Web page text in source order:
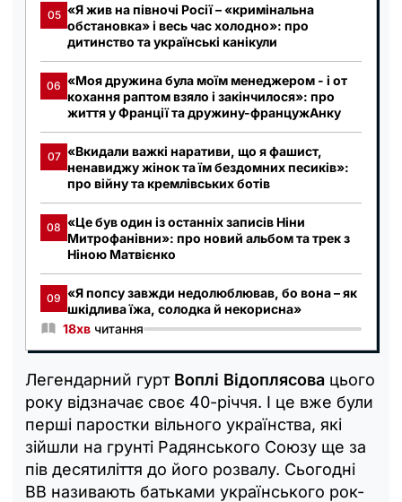
05 «Я жив на півночі Росії – «кримінальна
обстановка» і весь час холодно»: про
дитинство та українські канікули
06 «Моя дружина була моїм менеджером - і от
кохання раптом взяло і закінчилося»: про
життя у Франції та дружину-францужАнку
07 «Вкидали важкі наративи, що я фашист,
ненавиджу жінок та їм бездомних песиків»:
про війну та кремлівських ботів
08 «Це був один із останніх записів Ніни
Митрофанівни»: про новий альбом та трек з
Ніною Матвієнко
09 «Я попсу завжди недолюблював, бо вона – як
шкідлива їжа, солодка й некорисна»
18хв читання
Легендарний гурт Воплі Відоплясова цього
року відзначає своє 40-річчя. І це вже були
перші паростки вільного українства, які
зійшли на грунті Радянського Союзу ще за
пів десятиліття до його розвалу. Сьогодні
ВВ називають батьками українського рок-